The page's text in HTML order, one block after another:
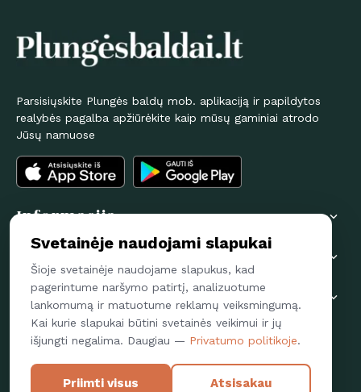
Parsisiųskite Plungės baldų mob. aplikaciją ir papildytos
realybės pagalba apžiūrėkite kaip mūsų gaminiai atrodo
Jūsų namuose
Informacija 
Pirkėjams 
Susisiekime 
Sekite mus
FACEBOOK
Svetainėje naudojami slapukai
Šioje svetainėje naudojame slapukus, kad
pagerintume naršymo patirtį, analizuotume
lankomumą ir matuotume reklamų veiksmingumą.
Kai kurie slapukai būtini svetainės veikimui ir jų
išjungti negalima. Daugiau — Privatumo politikoje.
Priimti visus Atsisakau